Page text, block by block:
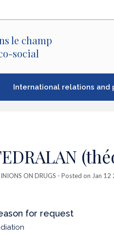
le champ
social
International relations and
ON DRUGS - Posted on Jan 12
for request